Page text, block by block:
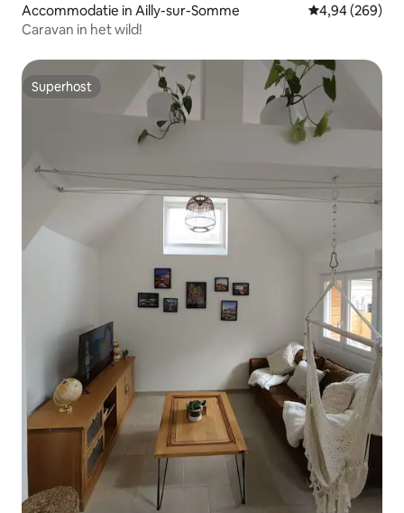
Accommodatie in Ailly-sur-Somme Gemiddelde
4,94 (269)
Caravan in het wild!
Superhost
Superhost